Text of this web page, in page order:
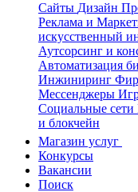
Сайты Дизайн
Реклама и
искусственный
Аутсорсинг и
Автоматизация
Инжиниринг
Мессенджеры
Социальные сети
и блокчейн
Магазин услуг
Конкурсы
Вакансии
Поиск